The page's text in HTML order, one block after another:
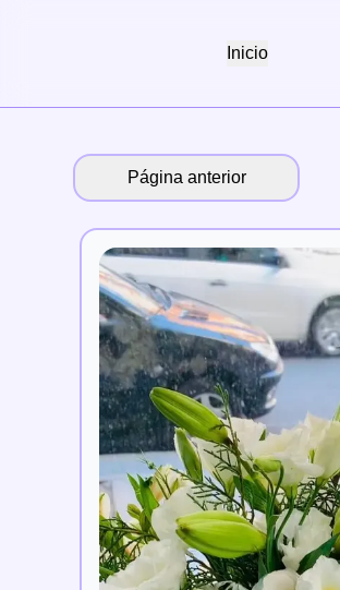
Inicio
Página anterior